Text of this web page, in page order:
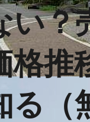
い？
格推
（